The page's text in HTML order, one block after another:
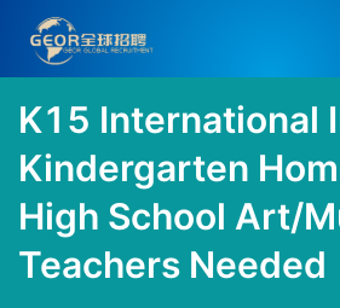
K15 International
Kindergarten
High School Art/
Teachers Needed